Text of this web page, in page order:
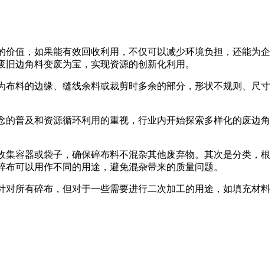
值，如果能有效回收利用，不仅可以减少环境负担，还能为企
边角料变废为宝，实现资源的创新化利用。
料的边缘、缝线余料或裁剪时多余的部分，形状不规则、尺寸
普及和资源循环利用的重视，行业内开始探索多样化的废边角
容器或袋子，确保碎布料不混杂其他废弃物。其次是分类，根
可以用作不同的用途，避免混杂带来的质量问题。
所有碎布，但对于一些需要进行二次加工的用途，如填充材料